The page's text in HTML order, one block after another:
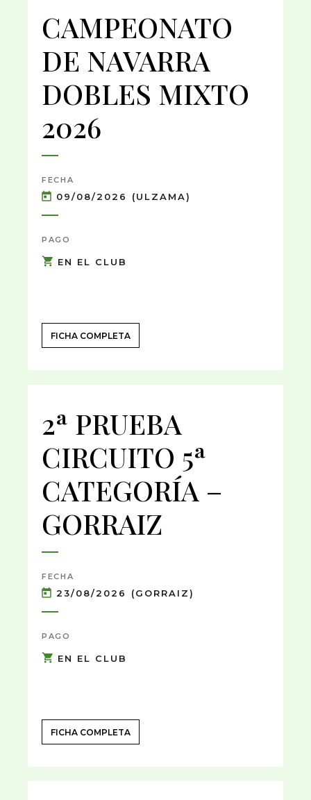
CAMPEONATO
DE NAVARRA
DOBLES MIXTO
2026
FECHA
09/08/2026 (ULZAMA)
PAGO
EN EL CLUB
FICHA COMPLETA
2ª PRUEBA
CIRCUITO 5ª
CATEGORÍA –
GORRAIZ
FECHA
23/08/2026 (GORRAIZ)
PAGO
EN EL CLUB
FICHA COMPLETA